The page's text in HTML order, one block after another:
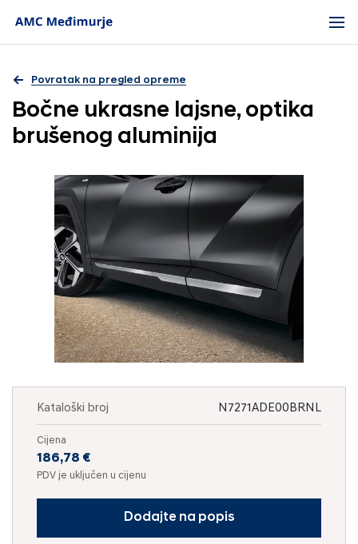
Povratak na pregled opreme
Bočne ukrasne lajsne, optika
brušenog aluminija
Kataloški broj N7271ADE00BRNL
Cijena
186,78 €
PDV je uključen u cijenu
Dodajte na popis